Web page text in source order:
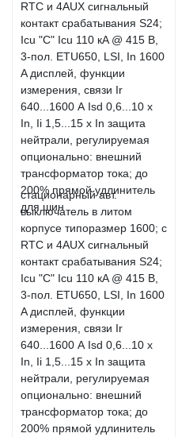
стационарный авт.
выключатель в литом
корпусе типоразмер 1600; с
RTC и 4AUX сигнальный
контакт срабатывания S24;
Icu "C" Icu 110 кA @ 415 В,
3-пол. ETU650, LSI, In 1600
A дисплей, функции
измерения, связи Ir
640...1600 А Isd 0,6...10 x
In, Ii 1,5...15 x In защита
нейтрали, регулируемая
опционально: внешний
трансформатор тока; до
200% прямой удлинитель